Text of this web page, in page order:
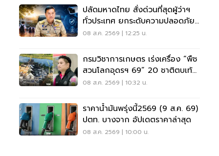
ปลัดมหาดไทย สั่งด่วนที่สุดผู้ว่าฯ
ทั่วประเทศ ยกระดับความปลอดภัย
โรงเรียน
08 ส.ค. 2569 | 12:25 น.
กรมวิชาการเกษตร เร่งเครื่อง “พืช
สวนโลกอุดรฯ 69” 20 ชาติตบเท้า
ร่วมโชว์นวัตกรรม
08 ส.ค. 2569 | 10:32 น.
ราคาน้ำมันพรุ่งนี้2569 (9 ส.ค. 69)
ปตท. บางจาก อัปเดตราคาล่าสุด
08 ส.ค. 2569 | 10:00 น.